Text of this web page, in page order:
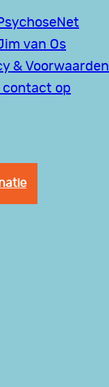
van Os
& Voorwaarden
contact op